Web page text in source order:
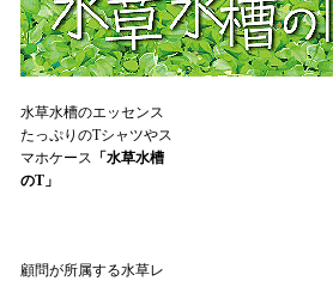
水草水槽のエッセンス
たっぷりのTシャツやス
マホケース 「水草水槽
のT」
顧問が所属する水草レ